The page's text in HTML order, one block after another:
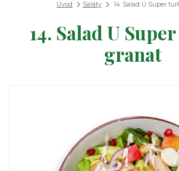
Úvod Saláty 14. Salad U Super
14. Salad U
granat